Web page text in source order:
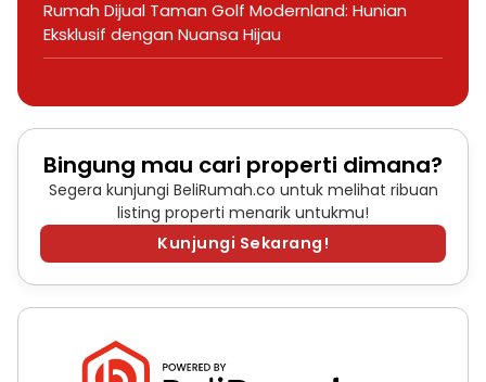
Rumah Dijual Taman Golf Modernland: Hunian
Eksklusif dengan Nuansa Hijau
Bingung mau cari properti dimana?
Segera kunjungi BeliRumah.co untuk melihat ribuan
listing properti menarik untukmu!
Kunjungi Sekarang!